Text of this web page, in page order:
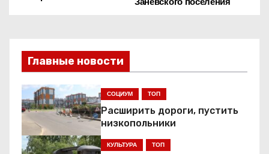
г
а
ц
Главные новости
СОЦИУМ ТОП
Расширить дороги, пустить
низкопольники
КУЛЬТУРА ТОП